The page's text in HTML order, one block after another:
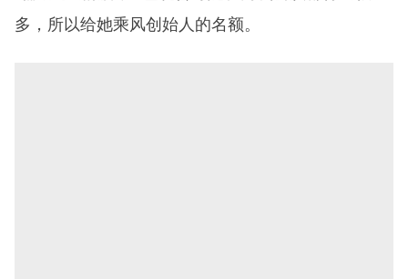
多，所以给她乘风创始人的名额。